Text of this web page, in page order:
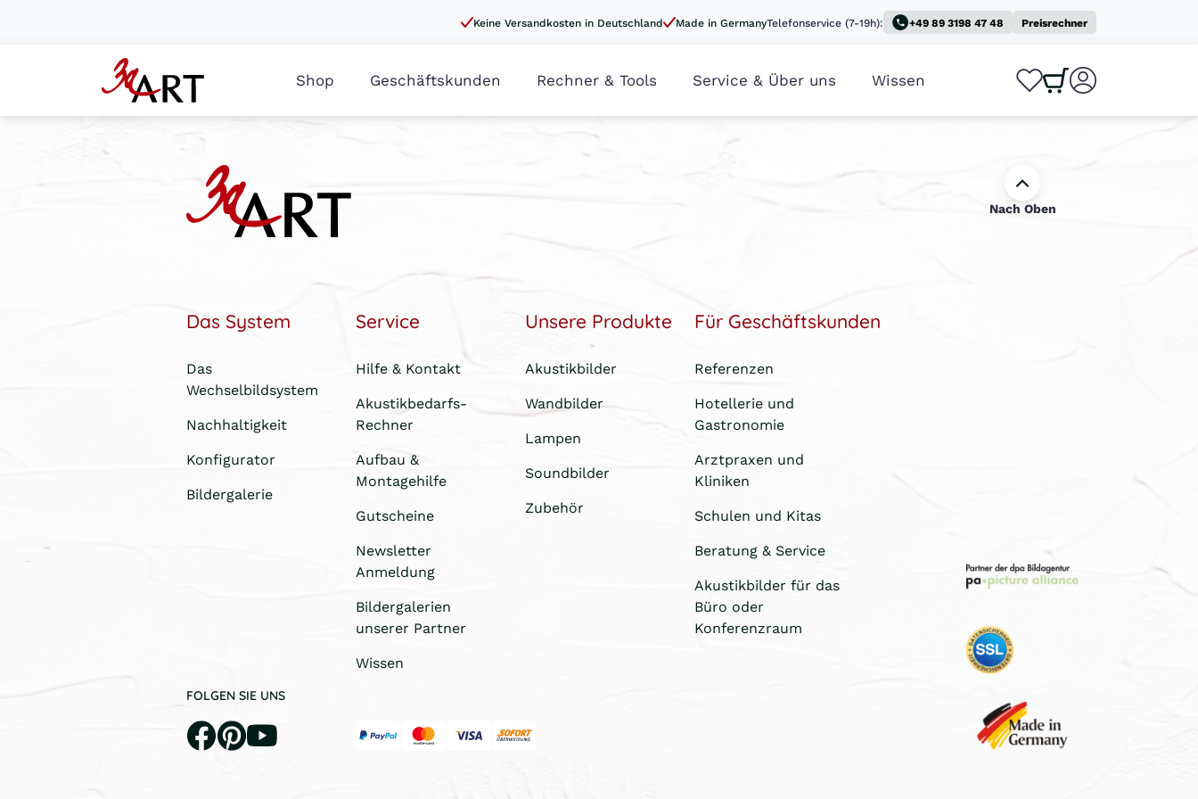
Keine Versandkosten in Deutschland Made in GermanyTelefonservice (7-19h): +49 89 3198 47 48 Preisrechner
Shop Geschäftskunden Rechner & Tools Service & Über uns Wissen 0
Nach Oben
Das System
Das
Wechselbildsystem
Nachhaltigkeit
Konfigurator
Bildergalerie
Service
Hilfe & Kontakt
Akustikbedarfs-
Rechner
Aufbau &
Montagehilfe
Gutscheine
Newsletter
Anmeldung
Bildergalerien
unserer Partner
Wissen
Unsere Produkte
Akustikbilder
Wandbilder
Lampen
Soundbilder
Zubehör
Für Geschäftskunden
Referenzen
Hotellerie und
Gastronomie
Arztpraxen und
Kliniken
Schulen und Kitas
Beratung & Service
Akustikbilder für das
Büro oder
Konferenzraum
FOLGEN SIE UNS